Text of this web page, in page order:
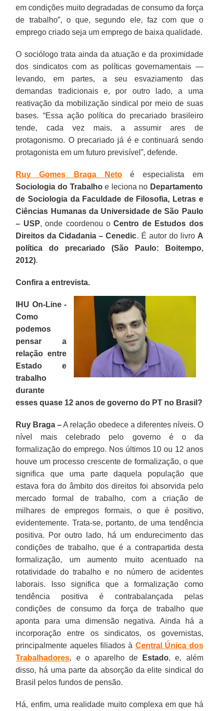
em condições muito degradadas de consumo da força
de trabalho”, o que, segundo ele, faz com que o
emprego criado seja um emprego de baixa qualidade.
O sociólogo trata ainda da atuação e da proximidade
dos sindicatos com as políticas governamentais —
levando, em partes, a seu esvaziamento das
demandas tradicionais e, por outro lado, a uma
reativação da mobilização sindical por meio de suas
bases. “Essa ação política do precariado brasileiro
tende, cada vez mais, a assumir ares de
protagonismo. O precariado já é e continuará sendo
protagonista em um futuro previsível”, defende.
Ruy Gomes Braga Netoé especialista em
Sociologia do Trabalhoe leciona no Departamento
de Sociologia da Faculdade de Filosofia, Letras e
Ciências Humanas da Universidade de São Paulo
– USP, onde coordenou oCentro de Estudos dos
Direitos da Cidadania – Cenedic. É autor do livro A
política do precariado (São Paulo: Boitempo,
2012).
Confira a entrevista.
IHU On-Line -
Como
podemos
pensar a
relação entre
Estado e
trabalho
durante
esses quase 12 anos de governo do PT no Brasil?
Ruy Braga –A relação obedece a diferentes níveis. O
nível mais celebrado pelo governo é o da
formalização do emprego. Nos últimos 10 ou 12 anos
houve um processo crescente de formalização, o que
significa que uma parte daquela população que
estava fora do âmbito dos direitos foi absorvida pelo
mercado formal de trabalho, com a criação de
milhares de empregos formais, o que é positivo,
evidentemente. Trata-se, portanto, de uma tendência
positiva. Por outro lado, há um endurecimento das
condições de trabalho, que é a contrapartida desta
formalização, um aumento muito acentuado na
rotatividade do trabalho e no número de acidentes
laborais. Isso significa que a formalização como
tendência positiva é contrabalançada pelas
condições de consumo da força de trabalho que
aponta para uma dimensão negativa. Ainda há a
incorporação entre os sindicatos, os governistas,
principalmente aqueles filiados à Central Única dos
Trabalhadores, e o aparelho de Estado, e, além
disso, há uma parte da absorção da elite sindical do
Brasil pelos fundos de pensão.
Há, enfim, uma realidade muito complexa em que há